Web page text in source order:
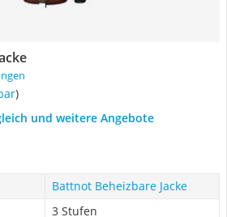
)
und weitere Angebote
Battnot Beheizbare Jacke
3 Stufen